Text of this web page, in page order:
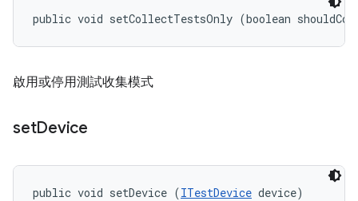
public void setCollectTestsOnly (boolean
啟用或停用測試收集模式
setDevice
public void setDevice (ITestDevice device)